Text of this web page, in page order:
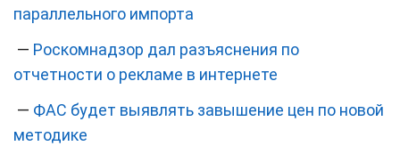
параллельного импорта
— Роскомнадзор дал разъяснения по
отчетности о рекламе в интернете
— ФАС будет выявлять завышение цен по новой
методике